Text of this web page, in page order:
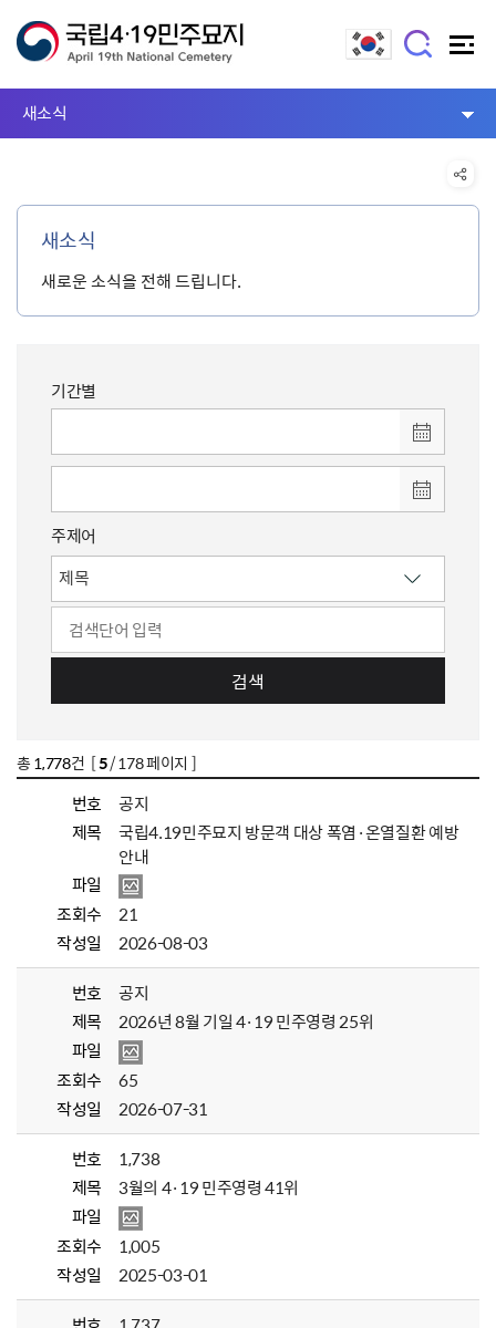
새소식
새소식
새로운 소식을 전해 드립니다.
기간별
주제어
검색
총 1,778건 [5/ 178 페이지 ]
번호
공지
제목
국립4.19민주묘지 방문객 대상 폭염·온열질환 예방
안내
파일
조회수
21
작성일
2026-08-03
번호
공지
제목
2026년 8월 기일 4·19 민주영령 25위
파일
조회수
65
작성일
2026-07-31
번호
1,738
제목
3월의 4·19 민주영령 41위
파일
조회수
1,005
작성일
2025-03-01